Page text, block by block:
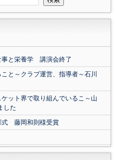
事と栄養学 講演会終了
と～クラブ運営、指導者～石川
ット界で取り組んでいるこ～山
た
式 藤岡和則様受賞